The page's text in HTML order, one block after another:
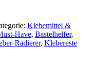
Klebemittel &
Have, Bastelhelfer,
Radierer, Klebereste